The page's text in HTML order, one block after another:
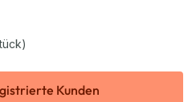
Kunden